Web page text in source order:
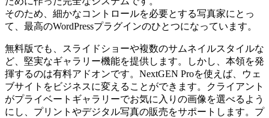
そのため、細かなコントロールを必要とする写真家にとっ
て、最高のWordPressプラグインのひとつになっています。
無料版でも、スライドショーや複数のサムネイルスタイルな
ど、堅実なギャラリー機能を提供します。しかし、本領を発
揮するのは有料アドオンです。NextGEN Proを使えば、ウェ
ブサイトをビジネスに変えることができます。クライアント
がプライベートギャラリーでお気に入りの画像を選べるよう
にし、プリントやデジタル写真の販売をサポートします。プ